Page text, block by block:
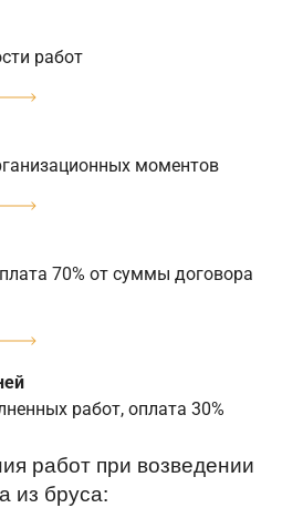
работ
моментов
70% от суммы договора
работ, оплата 30%
работ при возведении
из бруса: